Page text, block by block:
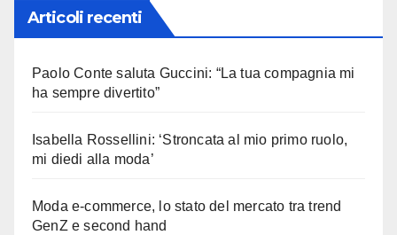
Articoli recenti
Paolo Conte saluta Guccini: “La tua compagnia mi
ha sempre divertito”
Isabella Rossellini: ‘Stroncata al mio primo ruolo,
mi diedi alla moda’
Moda e-commerce, lo stato del mercato tra trend
GenZ e second hand